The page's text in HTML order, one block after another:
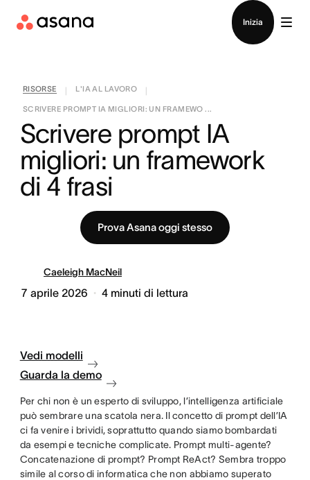
Inizia
RISORSE L'IA AL LAVORO
SCRIVERE PROMPT IA MIGLIORI: UN FRAMEWO ...
Scrivere prompt IA
migliori: un framework
di 4 frasi
Prova Asana oggi stesso
Caeleigh MacNeil
7 aprile 2026 4 minuti di lettura
Vedi modelli
Guarda la demo
Per chi non è un esperto di sviluppo, l’intelligenza artificiale
può sembrare una scatola nera. Il concetto di prompt dell’IA
ci fa venire i brividi, soprattutto quando siamo bombardati
da esempi e tecniche complicate. Prompt multi-agente?
Concatenazione di prompt? Prompt ReAct? Sembra troppo
simile al corso di informatica che non abbiamo superato